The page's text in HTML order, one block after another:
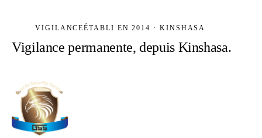
VIGILANCEÉTABLI EN 2014 · KINSHASA
Vigilance permanente, depuis Kinshasa.